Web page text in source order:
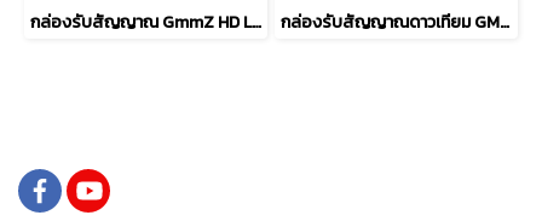
กล่องรับสัญญาณ GmmZ HD Lite Pro Plus กล่องรับสัญญาณดาวเทียม GMM Z HD Smile